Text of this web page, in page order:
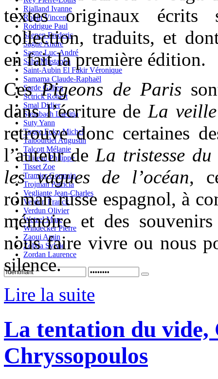
Rialland Ivanne
Robin Vincent
Rodrigue Paul
Saenen Frederic
Sagne André
Sagne Luc-André
Saha Mustapha
Saint-Aubin El Fakir Véronique
Samama Claude-Raphaël
Sarde Galien
Sctrick Robert
Smal Didier
Steinbach Laetitia
Suty Yann
Tagne Foko Michel
Talbourdel Augustin
Talcott Mélanie
Thireau Philippe
Tisset Zoe
Tramier Germain
Trojman Patricia
Vegliante Jean-Charles
Verdun Franck
Verdun Olivier
Wetzel Marc
Windecker Pierre
Zaoui Amin
Zobda Sylvie
Zordan Laurence
textes originaux écrits
collection, traduits, et
en fait la première édition.
CesPigeons de Paris
dans l’écriture de La
retrouve donc certaines
l’auteur de La tristesse du
les vagues de l’océan,
roman russe espagnol, à
mémoire et des
nous faire vivre ou nous
silence.
Lire la suite
La tentation du vide,
Chryssopoulos